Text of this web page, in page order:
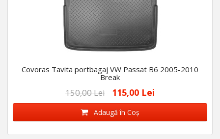
Covoras Tavita portbagaj VW Passat B6 2005-2010
Break
150,00 Lei 115,00 Lei
Adaugă în Coş